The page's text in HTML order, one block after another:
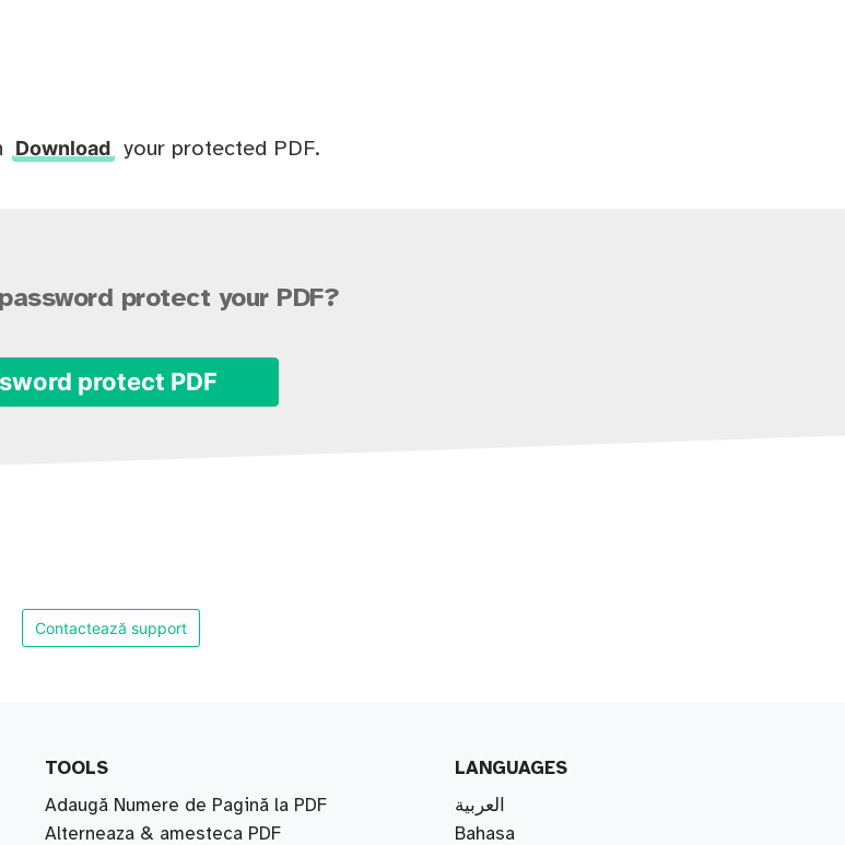
Download your protected PDF.
protect your PDF?
protect PDF
Contactează support
TOOLS
Adaugă Numere de Pagină la PDF
Alterneaza & amesteca PDF
LANGUAGES
العربية
Bahasa